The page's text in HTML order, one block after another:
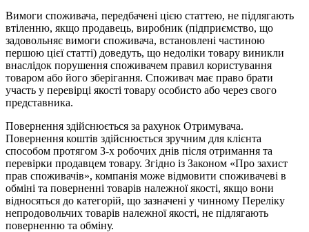
Вимоги споживача, передбачені цією статтею, не підлягають
втіленню, якщо продавець, виробник (підприємство, що
задовольняє вимоги споживача, встановлені частиною
першою цієї статті) доведуть, що недоліки товару виникли
внаслідок порушення споживачем правил користування
товаром або його зберігання. Споживач має право брати
участь у перевірці якості товару особисто або через свого
представника.
Повернення здійснюється за рахунок Отримувача.
Повернення коштів здійснюється зручним для клієнта
способом протягом 3-х робочих днів після отримання та
перевірки продавцем товару. Згідно із Законом «Про захист
прав споживачів», компанія може відмовити споживачеві в
обміні та поверненні товарів належної якості, якщо вони
відносяться до категорій, що зазначені у чинному Переліку
непродовольчих товарів належної якості, не підлягають
поверненню та обміну.